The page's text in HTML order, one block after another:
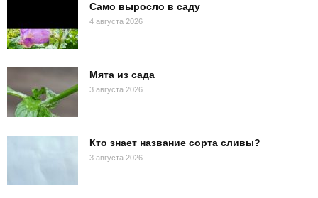
Само выросло в саду
4 августа 2026
Мята из сада
3 августа 2026
Кто знает название сорта сливы?
3 августа 2026